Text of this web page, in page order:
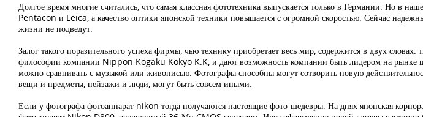
Долгое время многие считались, что самая классная фототехника выпускается только в Германии. Но в
Pentacon и Leica, а качество оптики японской техники повышается с огромной скоростью. Сейчас
жизни не подведут.
Залог такого поразительного успеха фирмы, чью технику приобретает весь мир, содержится в двух
философии компании Nippon Kogaku Kokyo K.K, и дают возможность компании быть лидером на рынке
можно сравнивать с музыкой или живописью. Фотографы способны могут сотворить новую
вещи и предметы, пейзажи и люди, могут быть совсем иными.
Если у фотографа фотоаппарат nikon тогда получаются настоящие фото-шедевры. На днях японская